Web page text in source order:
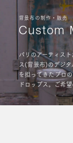
背景布の制作・販売
Custom
パリのアーティス
ス(背景布)のデジ
を担ってきたプロ
ドロップス。ご希